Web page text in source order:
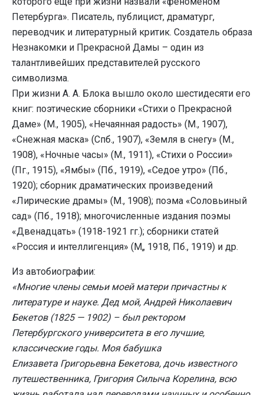
Петербурга». Писатель, публицист, драматург,
переводчик и литературный критик. Создатель образа
Незнакомки и Прекрасной Дамы – один из
талантливейших представителей русского
символизма.
При жизни А. А. Блока вышло около шестидесяти его
книг: поэтические сборники «Стихи о Прекрасной
Даме» (М., 1905), «Нечаянная радость» (М., 1907),
«Снежная маска» (Спб., 1907), «Земля в снегу» (М.,
1908), «Ночные часы» (М., 1911), «Стихи о России»
(Пг., 1915), «Ямбы» (Пб., 1919), «Седое утро» (Пб.,
1920); сборник драматических произведений
«Лирические драмы» (М., 1908); поэма «Соловьиный
сад» (Пб., 1918); многочисленные издания поэмы
«Двенадцать» (1918-1921 гг.); сборники статей
«Россия и интеллигенция» (М„ 1918, Пб., 1919) и др.
Из автобиографии:
«Многие члены семьи моей матери причастны к
литературе и науке. Дед мой, Андрей Николаевич
Бекетов (1825 — 1902) – был ректором
Петербургского университета в его лучшие,
классические годы. Моя бабушка
Елизавета Григорьевна Бекетова, дочь известного
путешественника, Григория Силыча Корелина, всю